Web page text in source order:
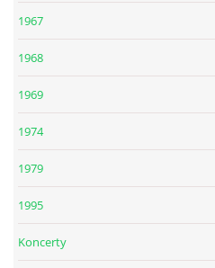
VIDEA
ZDROJE
1967
1968
1969
1974
1979
1995
Koncerty